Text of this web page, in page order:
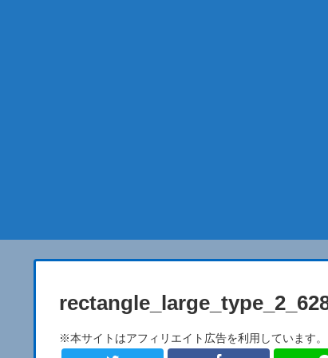
※本サイトはアフィリエイト広告を利用しています。